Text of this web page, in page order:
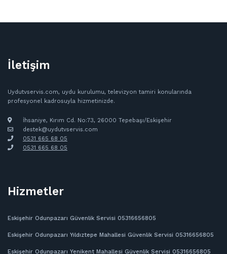
İletişim
Uydutvservis.com, uydu kurulumu, televizyon tamiri konularında
profesyonel kadrosuyla hizmetinizde.
İhsaniye, Kırım Cd. No:73, 26000 Tepebaşı/Eskişehir
destek@uydutvservis.com
0531 665 68 05
‪0531 665 68 05
Hizmetler
Eskişehir Odunpazarı Güvenlik Servisi 05316656805
Eskişehir Odunpazarı Yıldıztepe Mahallesi Güvenlik Servisi 05316656805
Eskişehir Odunpazarı Yenikent Mahallesi Güvenlik Servisi 05316656805